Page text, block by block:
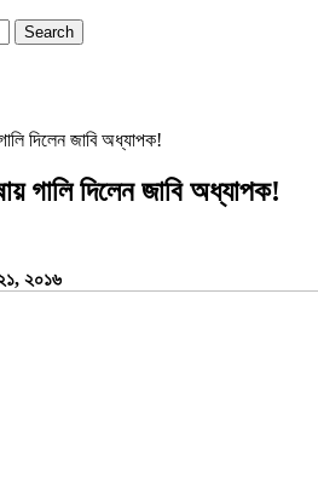
দিলেন জাবি অধ্যাপক!
গালি দিলেন জাবি অধ্যাপক!
২০১৬